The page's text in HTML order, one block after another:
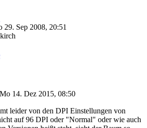
29. Sep 2008, 20:51
Mo 14. Dez 2015, 08:50
leider von den DPI Einstellungen von
auf 96 DPI oder "Normal" oder wie auch